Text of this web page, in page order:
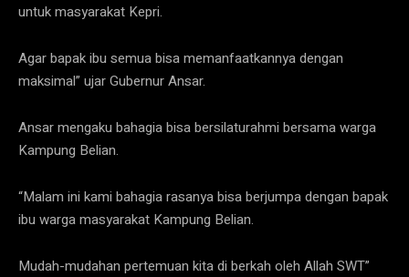
untuk masyarakat Kepri.
Agar bapak ibu semua bisa memanfaatkannya dengan
maksimal” ujar Gubernur Ansar.
Ansar mengaku bahagia bisa bersilaturahmi bersama warga
Kampung Belian.
“Malam ini kami bahagia rasanya bisa berjumpa dengan bapak
ibu warga masyarakat Kampung Belian.
Mudah-mudahan pertemuan kita di berkah oleh Allah SWT”